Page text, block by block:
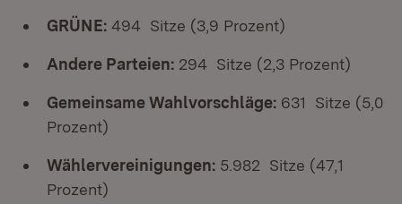
GRÜNE: 494 Sitze (3,9 Prozent)
Andere Parteien: 294 Sitze (2,3 Prozent)
Gemeinsame Wahlvorschläge: 631 Sitze (5,0
Prozent)
Wählervereinigungen: 5.982 Sitze (47,1
Prozent)